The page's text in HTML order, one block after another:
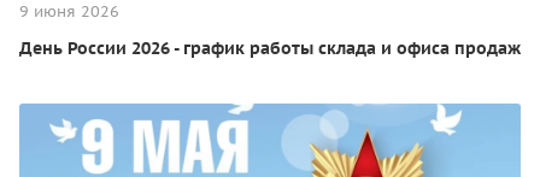
9 июня 2026
День России 2026 - график работы склада и офиса продаж